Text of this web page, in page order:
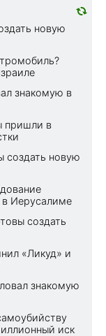
новую
знакомую в
пришли в
создать новую
в Иерусалиме
создать
«Ликуд» и
знакомую
иск